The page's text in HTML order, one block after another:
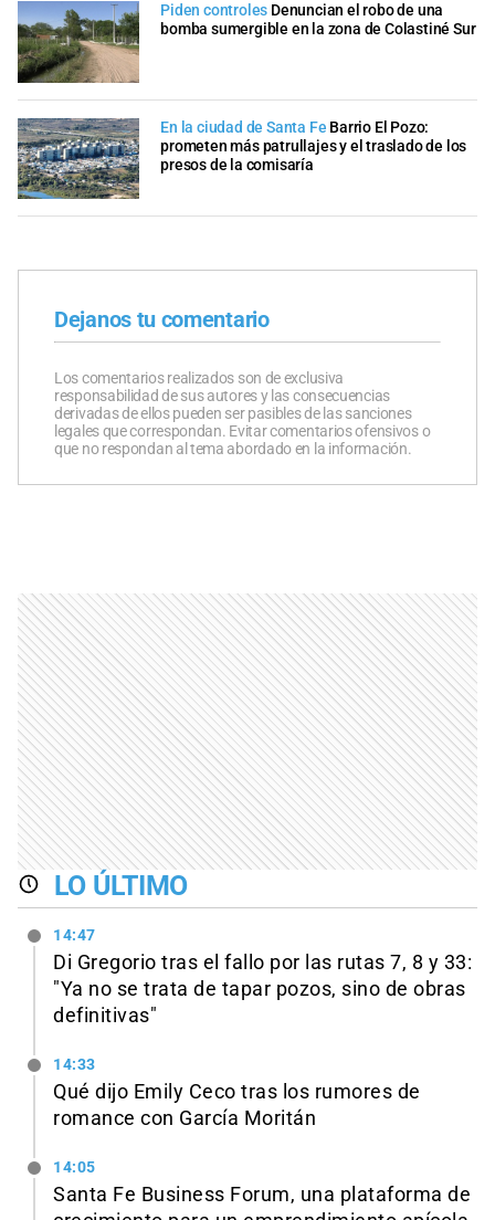
Piden controles Denuncian el robo de una
bomba sumergible en la zona de Colastiné Sur
En la ciudad de Santa Fe Barrio El Pozo:
prometen más patrullajes y el traslado de los
presos de la comisaría
Dejanos tu comentario
Los comentarios realizados son de exclusiva
responsabilidad de sus autores y las consecuencias
derivadas de ellos pueden ser pasibles de las sanciones
legales que correspondan. Evitar comentarios ofensivos o
que no respondan al tema abordado en la información.
LO ÚLTIMO
14:47
Di Gregorio tras el fallo por las rutas 7, 8 y 33:
"Ya no se trata de tapar pozos, sino de obras
definitivas"
14:33
Qué dijo Emily Ceco tras los rumores de
romance con García Moritán
14:05
Santa Fe Business Forum, una plataforma de